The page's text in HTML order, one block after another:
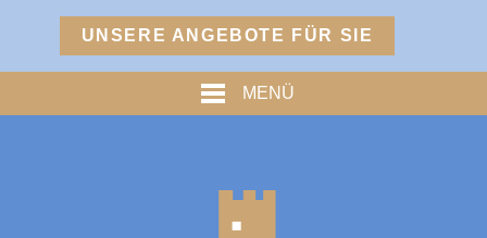
Menü
UNSERE ANGEBOTE FÜR SIE
MENÜ